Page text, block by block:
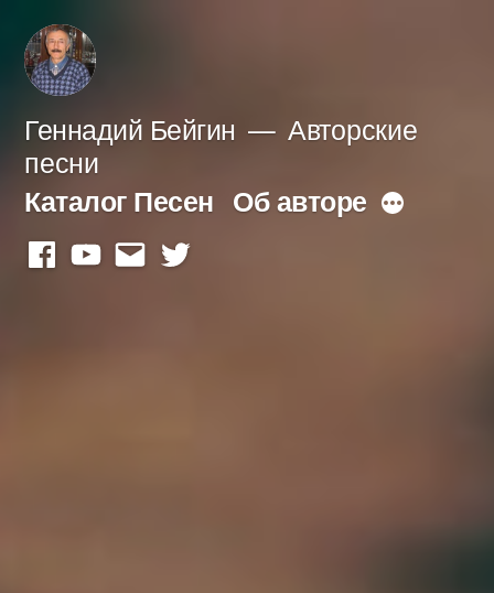
Перейти
содержимому
Геннадий Бейгин
Авторские
песни
Каталог Песен Об авторе Больше
facebook
youtube
mail twitter